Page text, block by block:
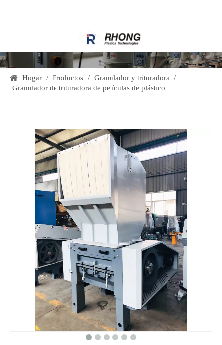
Hogar / Productos / Granulador y trituradora
/
Granulador de trituradora de películas de plástico